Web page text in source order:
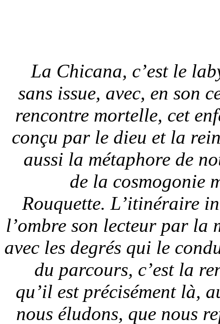
La Chicana, c’est le
sans issue, avec, en son
rencontre mortelle, cet
conçu par le dieu et la
aussi la métaphore de
de la cosmogonie
Rouquette. L’itinéraire
l’ombre son lecteur par la
avec les degrés qui le
du parcours, c’est la
qu’il est précisément là,
nous éludons, que nous